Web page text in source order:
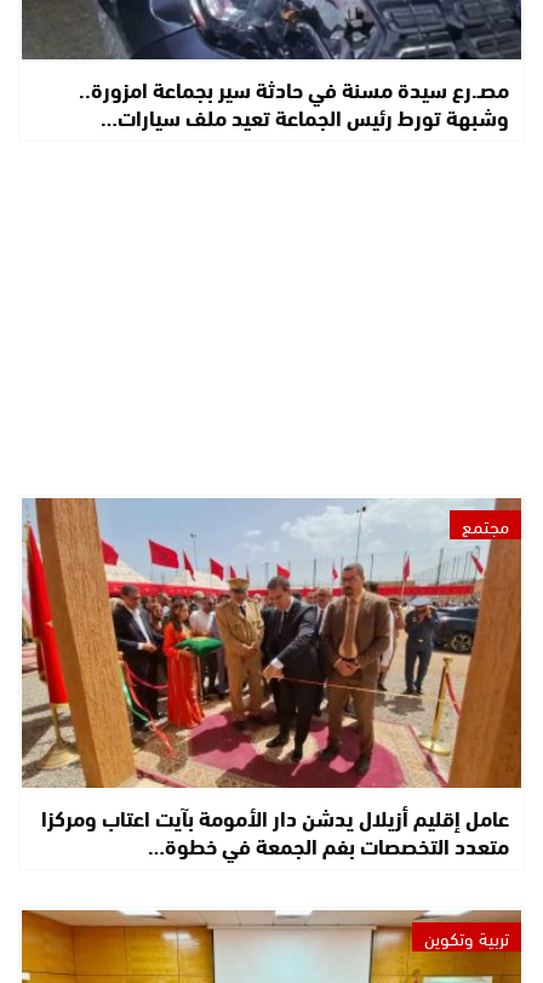
مصـ.رع سيدة مسنة في حادثة سير بجماعة امزورة..
وشبهة تورط رئيس الجماعة تعيد ملف سيارات…
مجتمع
عامل إقليم أزيلال يدشن دار الأمومة بآيت اعتاب ومركزا
متعدد التخصصات بفم الجمعة في خطوة…
تربية وتكوين